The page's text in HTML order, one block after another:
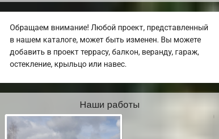
Обращаем внимание! Любой проект, представленный
в нашем каталоге, может быть изменен. Вы можете
добавить в проект террасу, балкон, веранду, гараж,
остекление, крыльцо или навес.
Наши работы